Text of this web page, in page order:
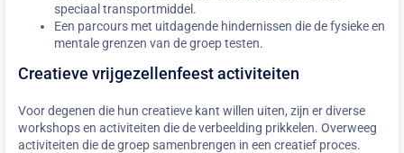
speciaal transportmiddel.
Een parcours met uitdagende hindernissen die de fysieke en
mentale grenzen van de groep testen.
Creatieve vrijgezellenfeest activiteiten
Voor degenen die hun creatieve kant willen uiten, zijn er diverse
workshops en activiteiten die de verbeelding prikkelen. Overweeg
activiteiten die de groep samenbrengen in een creatief proces.